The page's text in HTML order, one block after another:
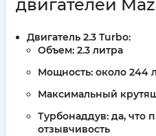
двигателей
Двигатель 2.3 Turbo:
Объем: 2.3 литра
Мощность: около 244
Максимальный
Турбонаддув: да, что
отзывчивость